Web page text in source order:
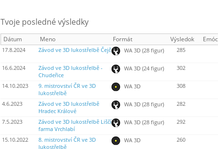
Tvoje posledné výsledky
Dátum Meno Formát Výsledok
17.8.2024 Závod ve 3D lukostřelbě Čejč WA 3D (28 figur) 285
16.6.2024
Závod ve 3D lukostřelbě -
Chudeřice
WA 3D (24 figur) 302
14.10.2023
9. mistrovství ČR ve 3D
lukostřelbě
WA 3D 308
4.6.2023
Závod ve 3D lukostřelbě
Hradec Králové
WA 3D (28 figur) 282
7.5.2023
Závod ve 3D lukostřelbě Liščí
farma Vrchlabí
WA 3D (28 figur) 292
15.10.2022
8. mistrovství ČR ve 3D
lukostřelbě
WA 3D 260